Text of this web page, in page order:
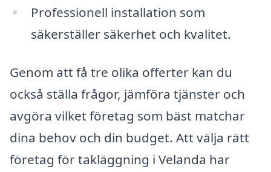
Professionell installation som
säkerställer säkerhet och kvalitet.
Genom att få tre olika offerter kan du
också ställa frågor, jämföra tjänster och
avgöra vilket företag som bäst matchar
dina behov och din budget. Att välja rätt
företag för takläggning i Velanda har